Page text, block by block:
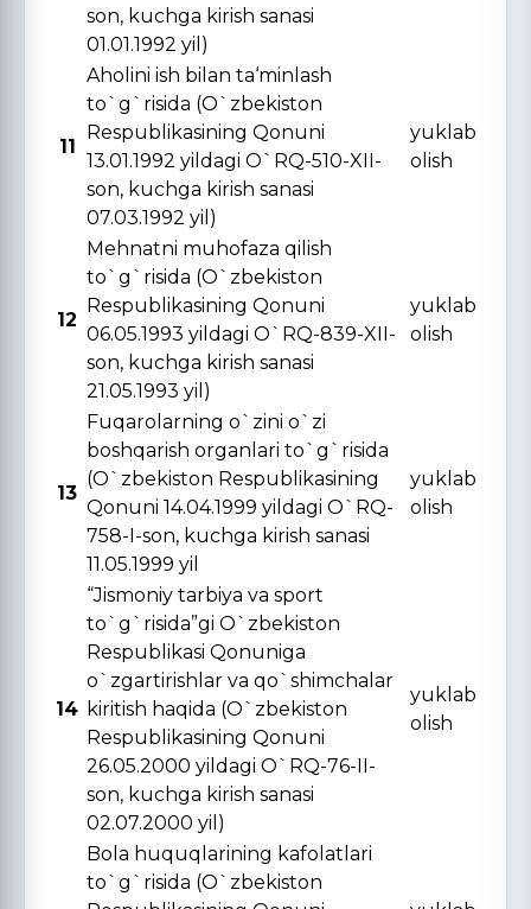
son, kuchga kirish sanasi
01.01.1992 yil)
11
Aholini ish bilan ta‘minlash
to`g`risida (O`zbekiston
Respublikasining Qonuni
13.01.1992 yildagi O`RQ-510-XII-
son, kuchga kirish sanasi
07.03.1992 yil)
yuklab
olish
12
Mehnatni muhofaza qilish
to`g`risida (O`zbekiston
Respublikasining Qonuni
06.05.1993 yildagi O`RQ-839-XII-
son, kuchga kirish sanasi
21.05.1993 yil)
yuklab
olish
13
Fuqarolarning o`zini o`zi
boshqarish organlari to`g`risida
(O`zbekiston Respublikasining
Qonuni 14.04.1999 yildagi O`RQ-
758-I-son, kuchga kirish sanasi
11.05.1999 yil
yuklab
olish
14
“Jismoniy tarbiya va sport
to`g`risida”gi O`zbekiston
Respublikasi Qonuniga
o`zgartirishlar va qo`shimchalar
kiritish haqida (O`zbekiston
Respublikasining Qonuni
26.05.2000 yildagi O`RQ-76-II-
son, kuchga kirish sanasi
02.07.2000 yil)
yuklab
olish
Bola huquqlarining kafolatlari
to`g`risida (O`zbekiston